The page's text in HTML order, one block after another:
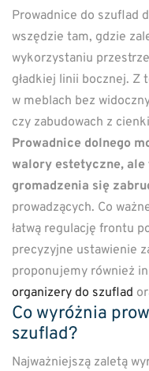
Prowadnice do szuflad
wszędzie tam, gdzie
wykorzystaniu
gładkiej linii bocznej. Z
w meblach bez
czy zabudowach z
Prowadnice dolnego
walory estetyczne,
gromadzenia się
prowadzących. Co
łatwą regulację frontu
precyzyjne ustawienie
proponujemy również
organizery do szuflad
Co wyróżnia
szuflad?
Najważniejszą zaletą